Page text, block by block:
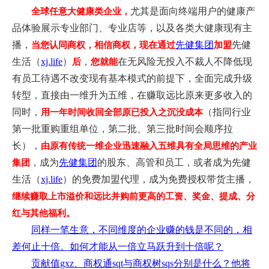
全球任意大健康类企业， 尤其是面向终端用户的健康产
品体验展示专业部门、专业店等，以及各类大健康现有主
播， 当您认同商权，相信商权，现在通过先健集团 加盟先健
生活（xj.life） 后 ， 您就能在无风险无投入不裁人不降低现
有员工待遇不改变现有基本模式的前提下，全面完成升级
转型，直接由一维升为五维，在赚取远比原来更多收入的
同时， 用一年时间收回全部原已投入之沉没成本（指同行业
第一批重购重组单位，第二批、第三批时间会顺序拉
长）， 由原有传统一维企业迅速融入五维具有全局思维的产业
集团 ，成为先健集团 的股东、高管和员工，或者成为先健
生活（xj.life）的免费加盟代理，成为免费授权带货主播，
继续赚取上市溢价和远比并购前更高的工资、奖金、提成、分
红与其他福利。
同样一笔生意，不同维度的企业赚的钱是不同的，相
差何止十倍。如何才能从一倍立马跃升到十倍呢？
贡献值gxz、商权通sqt与商权树sqs分别是什么？他将